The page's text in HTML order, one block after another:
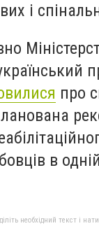
і
про
в
необхідний текст і